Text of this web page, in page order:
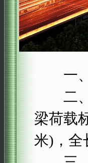
一、
二、
梁荷载
米)，全